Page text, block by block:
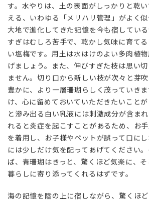
ごす
日々
す。水やりは、土の表面がしっかりと乾
える、いわゆる「メリハリ管理」がよく
大地で進化してきた記憶を今も宿してい
すぎはむしろ苦手で、乾かし気味に育て
い塩梅です。用土は水はけのよい多肉植
げましょう。また、伸びすぎた枝は思い
ません。切り口から新しい枝が次々と芽
豊かに、より一層珊瑚らしく茂っていき
け、心に留めておいていただきたいこと
と滲み出る白い乳液には刺激成分が含ま
れると炎症を起こすことがあるため、お
を着用し、お子様やペットが誤って口に
には少しだけ気を配ってあげてください
ば、青珊瑚はきっと、驚くほど気楽に、
暮らしに寄り添ってくれるはずです。
海の記憶を陸の上に宿しながら、驚くほ